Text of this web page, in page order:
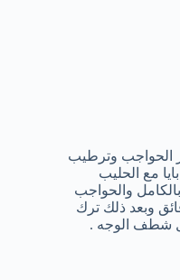
الحواجب وترطيب
مع الحليب
والحواجب
في التدليك لمدة 10 دقائق وبعد ذلك ترك